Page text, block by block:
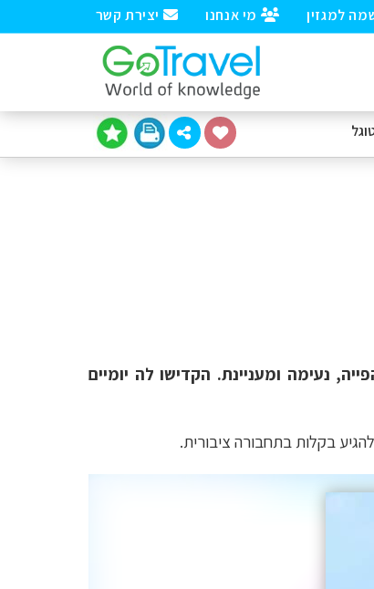
יצירת קשר מי אנחנו למגזין
נעימה ומעניינת. הקדישו לה יומיים
בקלות בתחבורה ציבורית.